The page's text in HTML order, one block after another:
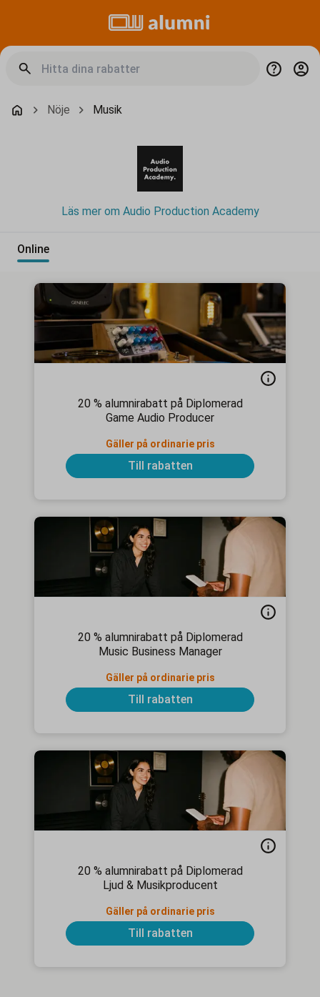
Nöje Musik
Läs mer om Audio Production Academy
Online
20 % alumnirabatt på Diplomerad
Game Audio Producer
Gäller på ordinarie pris
Till rabatten
20 % alumnirabatt på Diplomerad
Music Business Manager
Gäller på ordinarie pris
Till rabatten
20 % alumnirabatt på Diplomerad
Ljud & Musikproducent
Gäller på ordinarie pris
Till rabatten